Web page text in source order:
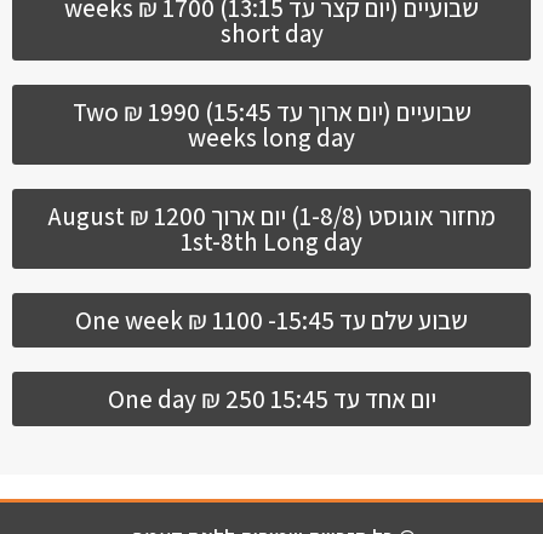
שבועיים (יום קצר עד 13:15) 1700 ₪ weeks
short day
שבועיים (יום ארוך עד 15:45) 1990 ₪ Two
weeks long day
מחזור אוגוסט (1-8/8) יום ארוך 1200 ₪ August
1st-8th Long day
שבוע שלם עד 15:45- 1100 ₪ One week
יום אחד עד 15:45 250 ₪ One day